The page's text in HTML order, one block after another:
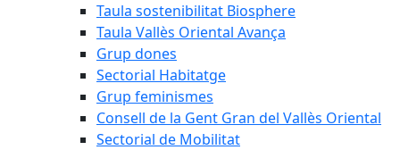
Taula sostenibilitat Biosphere
Taula Vallès Oriental Avança
Grup dones
Sectorial Habitatge
Grup feminismes
Consell de la Gent Gran del Vallès Oriental
Sectorial de Mobilitat